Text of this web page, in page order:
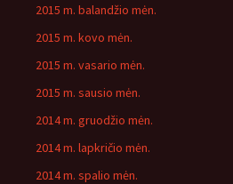
2015 m. balandžio mėn.
2015 m. kovo mėn.
2015 m. vasario mėn.
2015 m. sausio mėn.
2014 m. gruodžio mėn.
2014 m. lapkričio mėn.
2014 m. spalio mėn.